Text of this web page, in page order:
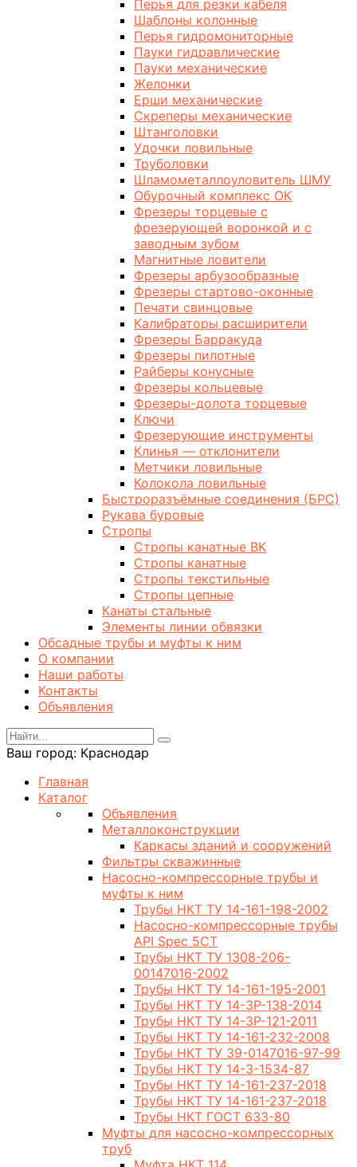
Перья для резки кабеля
Шаблоны колонные
Перья гидромониторные
Пауки гидравлические
Пауки механические
Желонки
Ерши механические
Скреперы механические
Штанголовки
Удочки ловильные
Труболовки
Шламометаллоуловитель ШМУ
Обурочный комплекс ОК
Фрезеры торцевые с
фрезерующей воронкой и с
заводным зубом
Магнитные ловители
Фрезеры арбузообразные
Фрезеры стартово-оконные
Печати свинцовые
Калибраторы расширители
Фрезеры Барракуда
Фрезеры пилотные
Райберы конусные
Фрезеры кольцевые
Фрезеры-долота торцевые
Ключи
Фрезерующие инструменты
Клинья — отклонители
Метчики ловильные
Колокола ловильные
Быстроразъёмные соединения (БРС)
Рукава буровые
Стропы
Стропы канатные ВК
Стропы канатные
Стропы текстильные
Стропы цепные
Канаты стальные
Элементы линии обвязки
Обсадные трубы и муфты к ним
О компании
Наши работы
Контакты
Объявления
Ваш город: Краснодар
Главная
Каталог
Объявления
Металлоконструкции
Каркасы зданий и сооружений
Фильтры скважинные
Насосно-компрессорные трубы и
муфты к ним
Трубы НКТ ТУ 14-161-198-2002
Насосно-компрессорные трубы
API Spec 5CT
Трубы НКТ ТУ 1308-206-
00147016-2002
Трубы НКТ ТУ 14-161-195-2001
Трубы НКТ ТУ 14-3Р-138-2014
Трубы НКТ ТУ 14-3Р-121-2011
Трубы НКТ ТУ 14-161-232-2008
Трубы НКТ ТУ 39-0147016-97-99
Трубы НКТ ТУ 14-3-1534-87
Трубы НКТ ТУ 14-161-237-2018
Трубы НКТ ТУ 14-161-237-2018
Трубы НКТ ГОСТ 633-80
Муфты для насосно-компрессорных
труб